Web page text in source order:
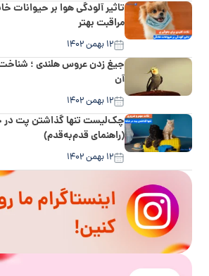
تاثیر آلودگی هوا بر حیوانات
مراقبت بهتر
۱۲ بهمن ۱۴۰۲
جیغ زدن عروس هلندی ؛ شناخت
آن
۱۲ بهمن ۱۴۰۲
چک‌لیست تنها گذاشتن پت در
(راهنمای قدم‌به‌قدم)
۱۲ بهمن ۱۴۰۲